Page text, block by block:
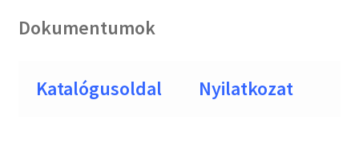
Dokumentumok
Katalógusoldal Nyilatkozat